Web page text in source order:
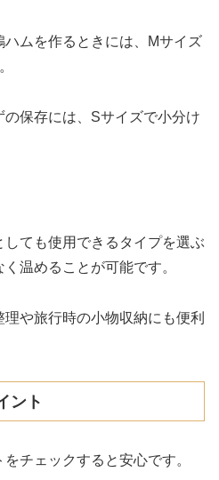
ムを作るときには、Mサイズ
保存には、Sサイズで小分け
しても使用できるタイプを選ぶ
温めることが可能です。
や旅行時の小物収納にも便利
ント
チェックすると安心です。